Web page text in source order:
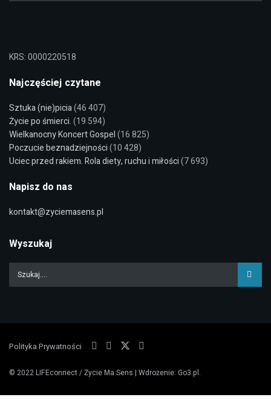
KRS: 0000220518
Najczęściej czytane
Sztuka (nie)picia(46 407)
Życie po śmierci.(19 594)
Wielkanocny Koncert Gospel(16 825)
Poczucie beznadziejności(10 428)
Uciec przed rakiem. Rola diety, ruchu i miłości(7 693)
Napisz do nas
kontakt@zyciemasens.pl
Wyszukaj
Polityka Prywatności
© 2022LIFEconnect / Życie Ma Sens | Wdrożenie: Go3.pl.